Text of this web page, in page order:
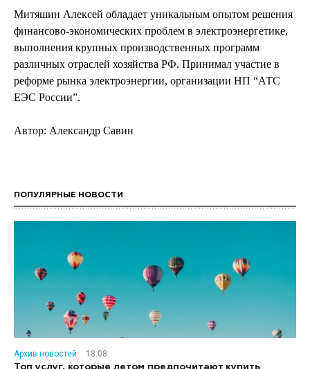
Митяшин Алексей обладает уникальным опытом решения
финансово-экономических проблем в электроэнергетике,
выполнения крупных производственных программ
различных отраслей хозяйства РФ. Принимал участие в
реформе рынка электроэнергии, организации НП “АТС
ЕЭС России”.
Автор: Александр Савин
ПОПУЛЯРНЫЕ НОВОСТИ
Архив новостей
18:08
Топ услуг, которые летом предпочитают купить